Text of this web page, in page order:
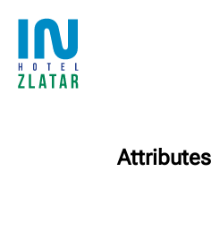
Skip to main content